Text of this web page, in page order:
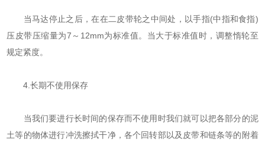
当马达停止之后，在在二皮带轮之中间处，以手指(中指和食指)
压皮带压缩量为7～12mm为标准值。当大于标准值时，调整惰轮至
规定紧度。
4.长期不使用保存
当我们要进行长时间的保存而不使用时我们就可以把各部分的泥
土等的物体进行冲洗擦拭干净，各个回转部以及皮带和链条等的附着